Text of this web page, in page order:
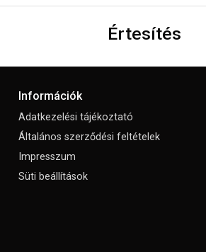
Értesítés
Információk
Adatkezelési tájékoztató
Általános szerződési feltételek
Impresszum
Süti beállítások